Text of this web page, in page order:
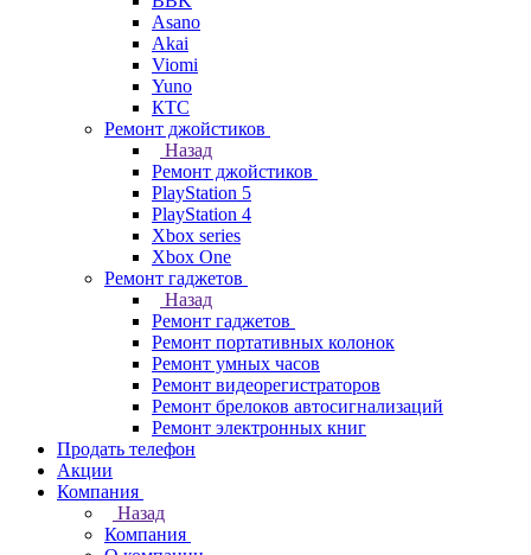
Asano
Akai
Viomi
Yuno
КТС
Ремонт джойстиков
Назад
Ремонт джойстиков
PlayStation 5
PlayStation 4
Xbox series
Xbox One
Ремонт гаджетов
Назад
Ремонт гаджетов
Ремонт портативных колонок
Ремонт умных часов
Ремонт видеорегистраторов
Ремонт брелоков автосигнализаций
Ремонт электронных книг
Продать телефон
Акции
Компания
Назад
Компания